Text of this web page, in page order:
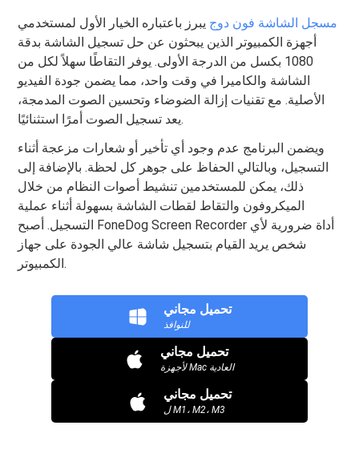
مسجل الشاشة فون دوج يبرز باعتباره الخيار الأول لمستخدمي
أجهزة الكمبيوتر الذين يبحثون عن حل تسجيل الشاشة بدقة
1080 بكسل من الدرجة الأولى. يوفر التقاطًا سهلاً لكل من
الشاشة والكاميرا في وقت واحد، مما يضمن جودة الفيديو
الأصلية. مع تقنيات إزالة الضوضاء وتحسين الصوت المدمجة،
يعد تسجيل الصوت أمرًا استثنائيًا.
ويضمن البرنامج عدم وجود أي تأخير أو شعارات مزعجة أثناء
التسجيل، وبالتالي الحفاظ على جوهر كل لحظة. بالإضافة إلى
ذلك، يمكن للمستخدمين تنشيط أصوات النظام من خلال
الميكروفون والتقاط لقطات الشاشة بسهولة أثناء عملية
التسجيل. أصبح FoneDog Screen Recorder أداة ضرورية لأي
شخص يريد القيام بتسجيل شاشة عالي الجودة على جهاز
الكمبيوتر.
تحميل مجاني
للنوافذ
تحميل مجاني
لأجهزة Mac العادية
تحميل مجاني
ل M1، M2، M3